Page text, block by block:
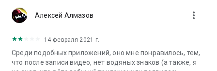
Алексей Алмазов more_vert
14 февраля 2021 г.
Среди подобных приложений, оно мне понравилось, тем,
что после записи видео, нет водяных знаков (а также, я